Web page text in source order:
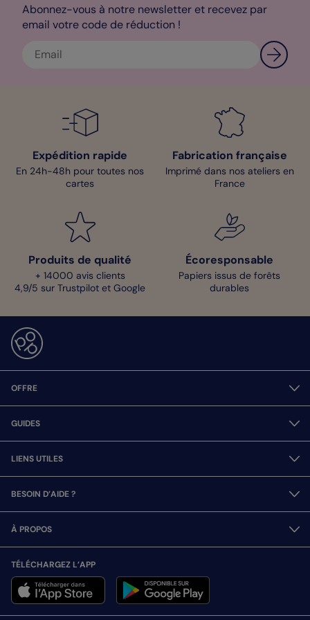
Abonnez-vous à notre newsletter et recevez par
email votre code de réduction !
Expédition rapide
En 24h-48h pour toutes nos
cartes
Fabrication française
Imprimé dans nos ateliers en
France
Produits de qualité
+ 14000 avis clients
4,9/5 sur Trustpilot et Google
Écoresponsable
Papiers issus de forêts
durables
OFFRE
GUIDES
LIENS UTILES
BESOIN D’AIDE ?
À PROPOS
TÉLÉCHARGEZ L’APP